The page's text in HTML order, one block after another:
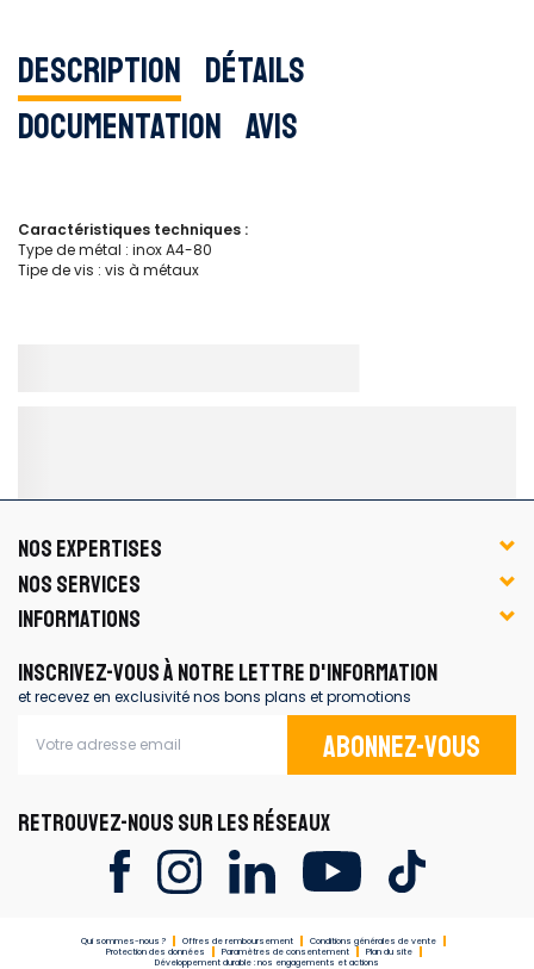
Description Détails
Documentation Avis
Caractéristiques techniques :
Type de métal : inox A4-80
Tipe de vis : vis à métaux
NOS EXPERTISES
NOS SERVICES
INFORMATIONS
INSCRIVEZ-VOUS À NOTRE LETTRE D'INFORMATION
et recevez en exclusivité nos bons plans et promotions
Abonnez-vous
RETROUVEZ-NOUS SUR LES RÉSEAUX
Qui sommes-nous ? Offres de remboursement
Conditions générales de vente
Protection des données
Paramètres de consentement
Plan du site
Développement durable : nos engagements et actions